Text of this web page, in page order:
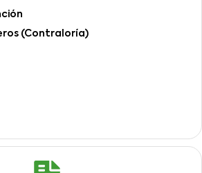
(Contraloría)